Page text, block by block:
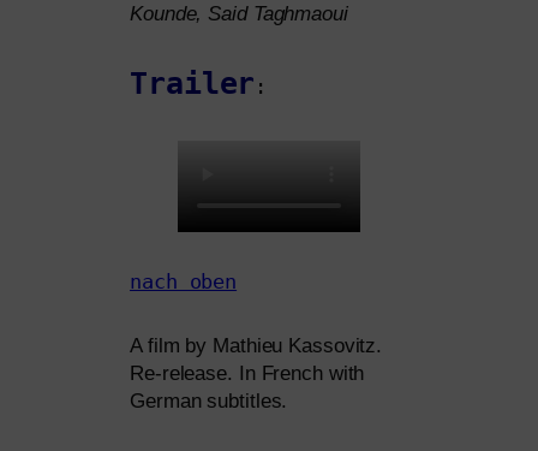
Kounde, Said Taghmaoui
Trailer :
nach oben
A film by Mathieu Kassovitz.
Re-release. In French with
German subtitles.